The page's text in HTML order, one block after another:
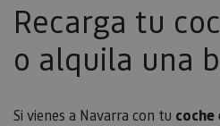
Recarga tu
o alquila una
Si vienes a Navarra con tu